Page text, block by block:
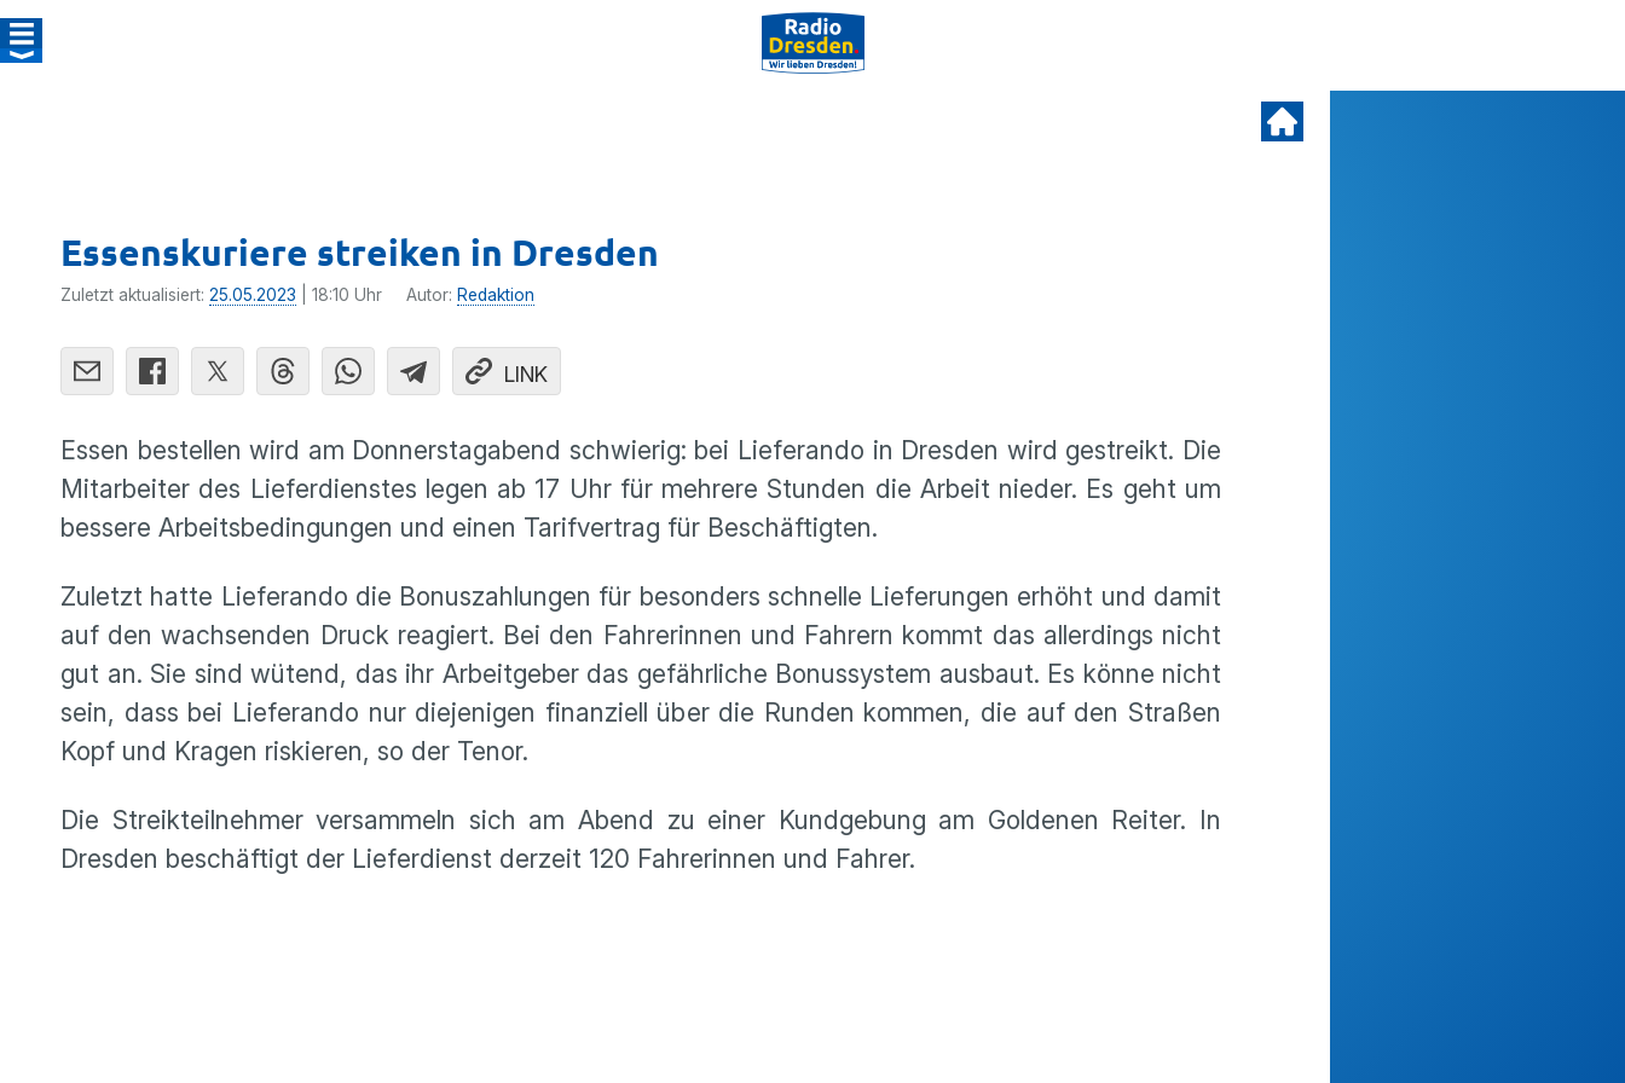
Essenskuriere streiken in Dresden
Zuletzt aktualisiert: 25.05.2023 | 18:10 Uhr Autor: Redaktion
LINK
Essen bestellen wird am Donnerstagabend schwierig: bei Lieferando in Dresden wird gestreikt. Die
Mitarbeiter des Lieferdienstes legen ab 17 Uhr für mehrere Stunden die Arbeit nieder. Es geht um
bessere Arbeitsbedingungen und einen Tarifvertrag für Beschäftigten.
Zuletzt hatte Lieferando die Bonuszahlungen für besonders schnelle Lieferungen erhöht und damit
auf den wachsenden Druck reagiert. Bei den Fahrerinnen und Fahrern kommt das allerdings nicht
gut an. Sie sind wütend, das ihr Arbeitgeber das gefährliche Bonussystem ausbaut. Es könne nicht
sein, dass bei Lieferando nur diejenigen finanziell über die Runden kommen, die auf den Straßen
Kopf und Kragen riskieren, so der Tenor.
Die Streikteilnehmer versammeln sich am Abend zu einer Kundgebung am Goldenen Reiter. In
Dresden beschäftigt der Lieferdienst derzeit 120 Fahrerinnen und Fahrer.